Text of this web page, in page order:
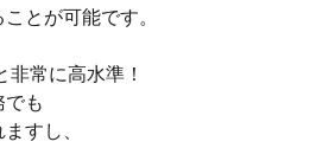
とが可能です。
非常に高水準！
でも
すし、